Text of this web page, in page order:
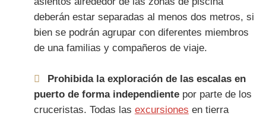
deberán estar separadas al menos dos metros, si
bien se podrán agrupar con diferentes miembros
de una familias y compañeros de viaje.
Prohibida la exploración de las escalas en
puerto de forma independientepor parte de los
cruceristas. Todas las excursiones en tierra